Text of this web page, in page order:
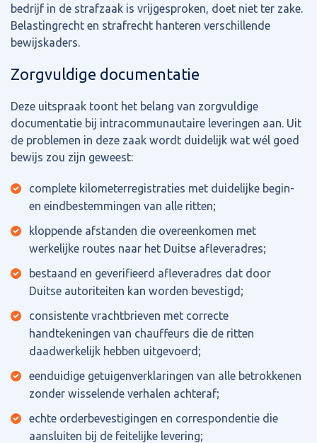
bedrijf in de strafzaak is vrijgesproken, doet niet ter zake.
Belastingrecht en strafrecht hanteren verschillende
bewijskaders.
Zorgvuldige documentatie
Deze uitspraak toont het belang van zorgvuldige
documentatie bij intracommunautaire leveringen aan. Uit
de problemen in deze zaak wordt duidelijk wat wél goed
bewijs zou zijn geweest:
complete kilometerregistraties met duidelijke begin-
en eindbestemmingen van alle ritten;
kloppende afstanden die overeenkomen met
werkelijke routes naar het Duitse afleveradres;
bestaand en geverifieerd afleveradres dat door
Duitse autoriteiten kan worden bevestigd;
consistente vrachtbrieven met correcte
handtekeningen van chauffeurs die de ritten
daadwerkelijk hebben uitgevoerd;
eenduidige getuigenverklaringen van alle betrokkenen
zonder wisselende verhalen achteraf;
echte orderbevestigingen en correspondentie die
aansluiten bij de feitelijke levering;